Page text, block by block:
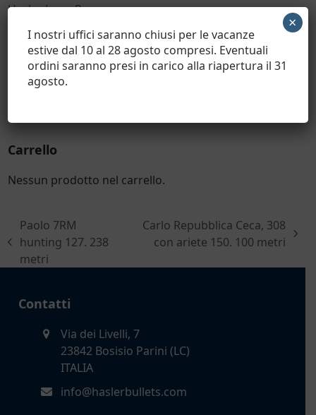
Hasler Long Range
Hasler Sport
Bossoli UNPREPPED
Carrello
Nessun prodotto nel carrello.
post
precedente:
Paolo 7RM
hunting 127. 238
metri
articolo
Carlo Repubblica Ceca, 308
con ariete 150. 100 metri
Contatti
Via dei Livelli, 7
23842 Bosisio Parini (LC)
ITALIA
info@haslerbullets.com
I nostri uffici saranno chiusi per le vacanze
estive dal 10 al 28 agosto compresi. Eventuali
ordini saranno presi in carico alla riapertura il 31
agosto.
×